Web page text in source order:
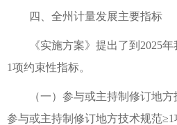
四、全州计量发展主要指标
《实施方案》提出了到2025年
1项约束性指标。
（一）参与或主持制修订地方
参与或主持制修订地方技术规范≥1